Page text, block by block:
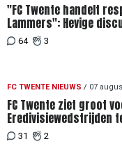
"FC Twente handelt
Lammers": Hevige
degradatie tot derde
64 3
FC TWENTE NIEUWS / 07
FC Twente ziet groot
Eredivisiewedstrijden
en PEC Zwolle
31 2